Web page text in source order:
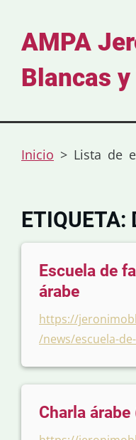
AMPA
Blancas y
Inicio > Lista de
ETIQUETA:
Escuela de
árabe
https://
/news/escuela-
Charla